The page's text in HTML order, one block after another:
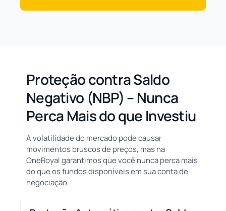
Proteção contra Saldo
Negativo (NBP) – Nunca
Perca Mais do que Investiu
A volatilidade do mercado pode causar
movimentos bruscos de preços, mas na
OneRoyal garantimos que você nunca perca mais
do que os fundos disponíveis em sua conta de
negociação.